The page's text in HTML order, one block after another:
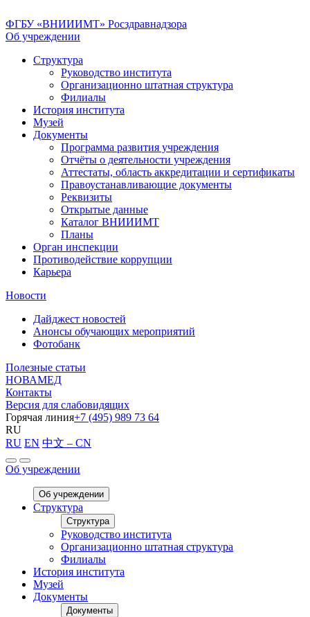
ФГБУ «ВНИИИМТ» Росздравнадзора
Об учреждении
Структура
Руководство института
Организационно штатная структура
Филиалы
История института
Музей
Документы
Программа развития учреждения
Отчёты о деятельности учреждения
Аттестаты, область аккредитации и сертификаты
Правоустанавливающие документы
Реквизиты
Открытые данные
Каталог ВНИИИМТ
Планы
Орган инспекции
Противодействие коррупции
Карьера
Новости
Дайджест новостей
Анонсы обучающих мероприятий
Фотобанк
Полезные статьи
НОВАМЕД
Контакты
Версия для слабовидящих
Горячая линия+7 (495) 989 73 64
RU
RU EN 中文 – CN
Об учреждении
Об учреждении
Структура
Структура
Руководство института
Организационно штатная структура
Филиалы
История института
Музей
Документы
Документы